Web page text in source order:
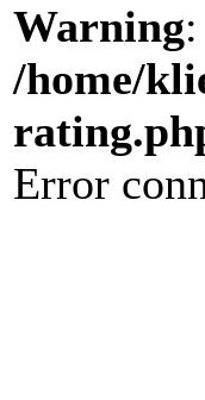
Warning
/home/
Error